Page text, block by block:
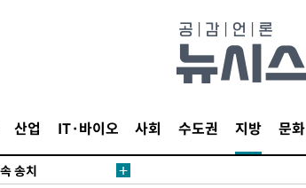
산업 IT·바이오 사회 수도권 지방 문화
구속기소
송치